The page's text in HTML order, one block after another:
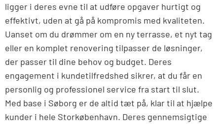
ligger i deres evne til at udføre opgaver hurtigt og
effektivt, uden at gå på kompromis med kvaliteten.
Uanset om du drømmer om en ny terrasse, et nyt tag
eller en komplet renovering tilpasser de løsninger,
der passer til dine behov og budget. Deres
engagement i kundetilfredshed sikrer, at du får en
personlig og professionel service fra start til slut.
Med base i Søborg er de altid tæt på, klar til at hjælpe
kunder i hele Storkøbenhavn. Deres gennemsigtige